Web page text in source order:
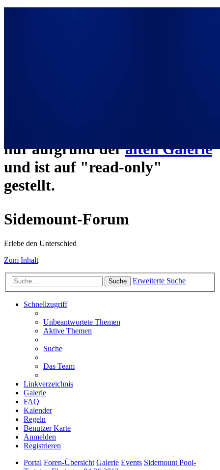
nur aufgrund deralten Galerie
und ist auf "read-only"
gestellt.
Sidemount-Forum
Erlebe den Unterschied
Zum Inhalt
Suche Erweiterte Suche
Schnellzugriff
Unbeantwortete Themen
Aktive Themen
Suche
Das Team
Linkverzeichnis
Galerie
FAQ
Kalender
Regeln
Benutzer Karte
Anmelden
Registrieren
Portal Foren-Übersicht Galerie Events Sidemount Pool-